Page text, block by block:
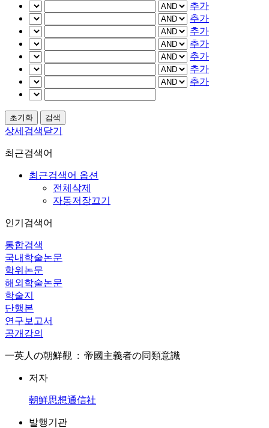
추가
추가
추가
추가
추가
추가
추가
상세검색닫기
최근검색어
최근검색어 옵션
전체삭제
자동저장끄기
인기검색어
통합검색
국내학술논문
학위논문
해외학술논문
학술지
단행본
연구보고서
공개강의
一英人の朝鮮觀 : 帝國主義者の同類意識
저자
朝鮮思想通信社
발행기관